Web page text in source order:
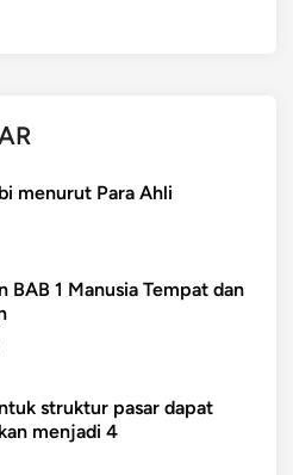
menurut Para Ahli
BAB 1 Manusia Tempat dan
struktur pasar dapat
menjadi 4